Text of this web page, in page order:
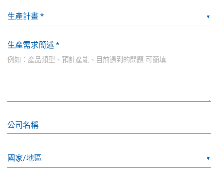
▼
生產需求簡述 *
公司名稱
▼